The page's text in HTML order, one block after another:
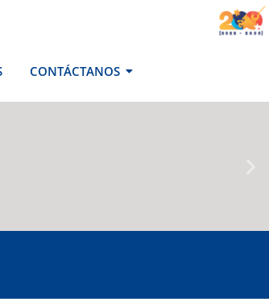
CONTÁCTANOS